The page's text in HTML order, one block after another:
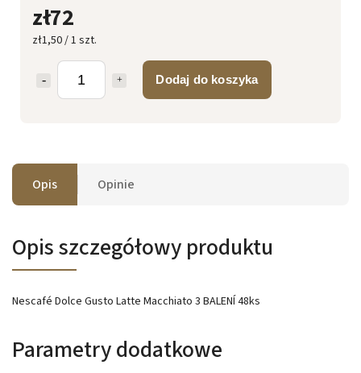
zł72
zł1,50 / 1 szt.
Dodaj do koszyka
Opis Opinie
Opis szczegółowy produktu
Nescafé Dolce Gusto Latte Macchiato 3 BALENÍ 48ks
Parametry dodatkowe